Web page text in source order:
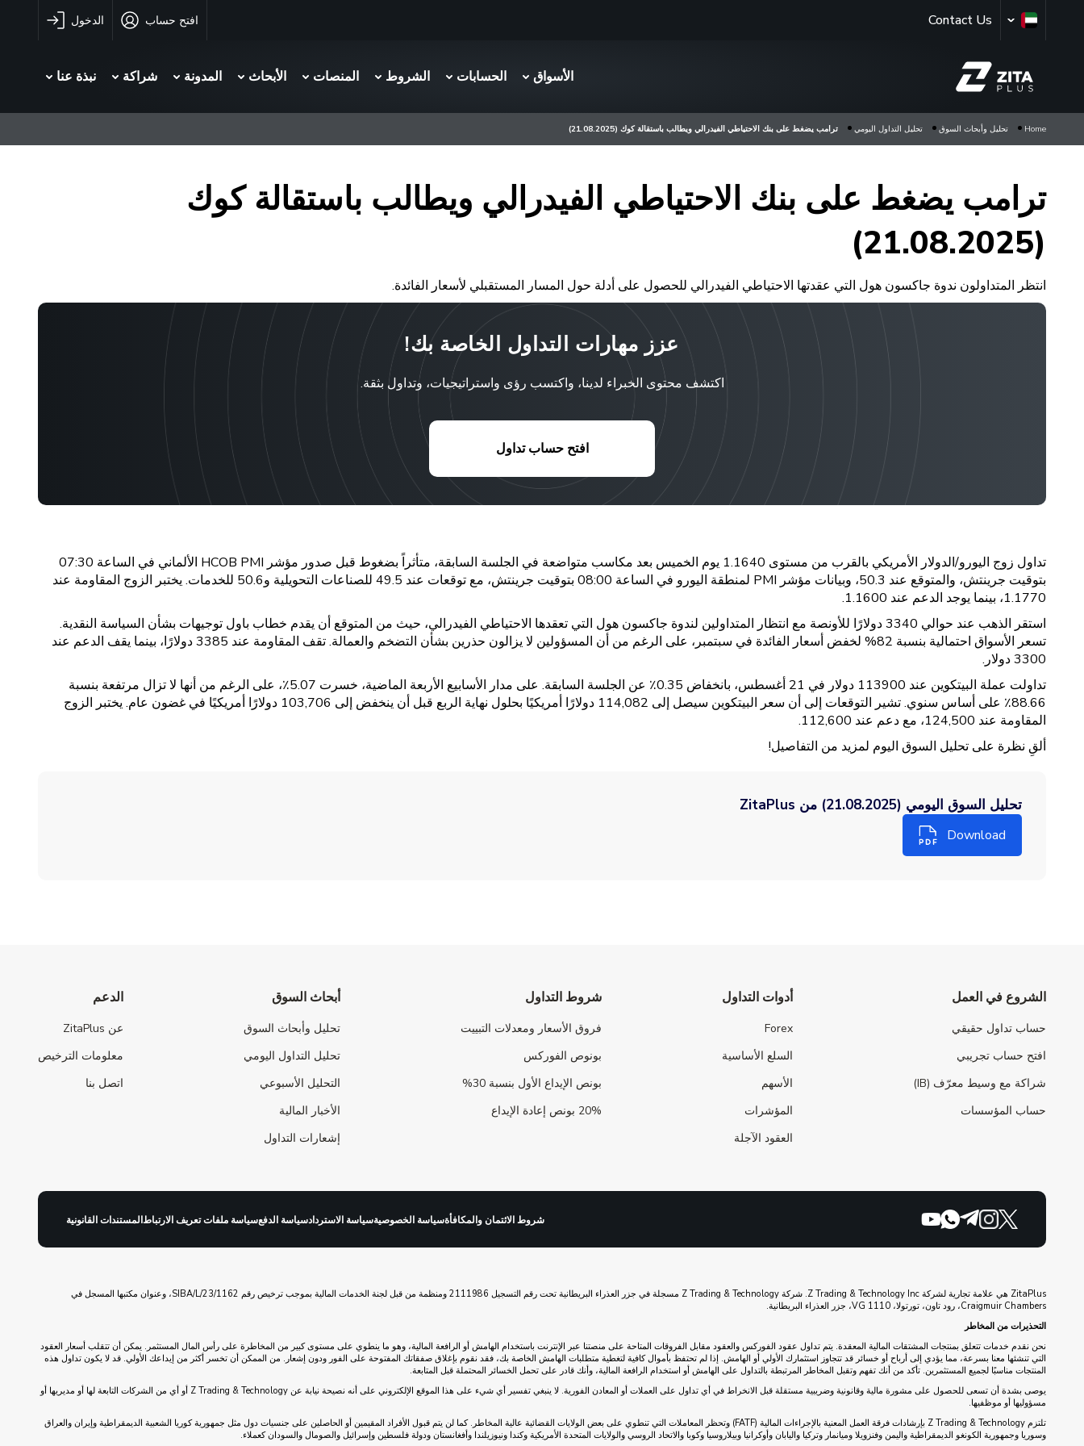
Contact Us افتح حساب الدخول
الأسواق الحسابات الشروط المنصات الأبحاث المدونة شراكة نبذة عنا
Home تحليل وأبحاث السوق تحليل التداول اليومي ترامب يضغط على بنك الاحتياطي الفيدرالي ويطالب باستقالة كوك (21.08.2025)
ترامب يضغط على بنك الاحتياطي الفيدرالي ويطالب باستقالة كوك
(21.08.2025)
انتظر المتداولون ندوة جاكسون هول التي عقدتها الاحتياطي الفيدرالي للحصول على أدلة حول المسار المستقبلي لأسعار الفائدة.
عزز مهارات التداول الخاصة بك!
اكتشف محتوى الخبراء لدينا، واكتسب رؤى واستراتيجيات، وتداول بثقة.
افتح حساب تداول
تداول زوج اليورو/الدولار الأمريكي بالقرب من مستوى 1.1640 يوم الخميس بعد مكاسب متواضعة في الجلسة السابقة، متأثراً بضغوط قبل صدور مؤشر HCOB PMI الألماني في الساعة 07:30
بتوقيت جرينتش، والمتوقع عند 50.3، وبيانات مؤشر PMI لمنطقة اليورو في الساعة 08:00 بتوقيت جرينتش، مع توقعات عند 49.5 للصناعات التحويلية و50.6 للخدمات. يختبر الزوج المقاومة عند
1.1770، بينما يوجد الدعم عند 1.1600.
استقر الذهب عند حوالي 3340 دولارًا للأونصة مع انتظار المتداولين لندوة جاكسون هول التي تعقدها الاحتياطي الفيدرالي، حيث من المتوقع أن يقدم خطاب باول توجيهات بشأن السياسة النقدية.
تسعر الأسواق احتمالية بنسبة 82% لخفض أسعار الفائدة في سبتمبر، على الرغم من أن المسؤولين لا يزالون حذرين بشأن التضخم والعمالة. تقف المقاومة عند 3385 دولارًا، بينما يقف الدعم عند
3300 دولار.
تداولت عملة البيتكوين عند 113900 دولار في 21 أغسطس، بانخفاض 0.35٪ عن الجلسة السابقة. على مدار الأسابيع الأربعة الماضية، خسرت 5.07٪، على الرغم من أنها لا تزال مرتفعة بنسبة
88.66٪ على أساس سنوي. تشير التوقعات إلى أن سعر البيتكوين سيصل إلى 114,082 دولارًا أمريكيًا بحلول نهاية الربع قبل أن ينخفض إلى 103,706 دولارًا أمريكيًا في غضون عام. يختبر الزوج
المقاومة عند 124,500، مع دعم عند 112,600.
ألقِ نظرة على تحليل السوق اليوم لمزيد من التفاصيل!
تحليل السوق اليومي (21.08.2025) من ZitaPlus
Download
الشروع في العمل
حساب تداول حقيقي
افتح حساب تجريبي
شراكة مع وسيط معرّف (IB)
حساب المؤسسات
أدوات التداول
Forex
السلع الأساسية
الأسهم
المؤشرات
العقود الآجلة
شروط التداول
فروق الأسعار ومعدلات التبييت
بونوص الفوركس
بونص الإيداع الأول بنسبة 30%
20% بونص إعادة الإيداع
أبحاث السوق
تحليل وأبحاث السوق
تحليل التداول اليومي
التحليل الأسبوعي
الأخبار المالية
إشعارات التداول
الدعم
عن ZitaPlus
معلومات الترخيص
اتصل بنا
شروط الائتمان والمكافأةسياسة الخصوصيةسياسة الاستردادسياسة الدفعسياسة ملفات تعريف الارتباطالمستندات القانونية
ZitaPlus هي علامة تجارية لشركة Z Trading & Technology Inc. شركة Z Trading & Technology مسجلة في جزر العذراء البريطانية تحت رقم التسجيل 2111986 ومنظمة من قبل لجنة الخدمات المالية بموجب ترخيص رقم SIBA/L/23/1162، وعنوان مكتبها المسجل في
Craigmuir Chambers، رود تاون، تورتولا، VG 1110، جزر العذراء البريطانية.
التحذيرات من المخاطر
نحن نقدم خدمات تتعلق بمنتجات المشتقات المالية المعقدة. يتم تداول عقود الفوركس والعقود مقابل الفروقات المتاحة على منصتنا عبر الإنترنت باستخدام الهامش أو الرافعة المالية، وهو ما ينطوي على مستوى كبير من المخاطرة على رأس المال المستثمر. يمكن أن تتقلب أسعار العقود
التي تنشئها معنا بسرعة، مما يؤدي إلى أرباح أو خسائر قد تتجاوز استثمارك الأولي أو الهامش. إذا لم تحتفظ بأموال كافية لتغطية متطلبات الهامش الخاصة بك، فقد نقوم بإغلاق صفقاتك المفتوحة على الفور ودون إشعار. من الممكن أن تخسر أكثر من إيداعك الأولي. قد لا يكون تداول هذه
المنتجات مناسبًا لجميع المستثمرين. تأكد من أنك تفهم وتقبل المخاطر المرتبطة بالتداول على الهامش أو استخدام الرافعة المالية، وأنك قادر على تحمل الخسائر المحتملة قبل المتابعة.
يوصى بشدة أن تسعى للحصول على مشورة مالية وقانونية وضريبية مستقلة قبل الانخراط في أي تداول على العملات أو المعادن الفورية. لا ينبغي تفسير أي شيء على هذا الموقع الإلكتروني على أنه نصيحة نيابة عن Z Trading & Technology أو أي من الشركات التابعة لها أو مديريها أو
مسؤوليها أو موظفيها.
تلتزم Z Trading & Technology بإرشادات فرقة العمل المعنية بالإجراءات المالية (FATF) وتحظر المعاملات التي تنطوي على بعض الولايات القضائية عالية المخاطر. كما لن يتم قبول الأفراد المقيمين أو الحاصلين على جنسيات دول مثل جمهورية كوريا الشعبية الديمقراطية وإيران والعراق
وسوريا وجمهورية الكونغو الديمقراطية واليمن وفنزويلا وميانمار وتركيا واليابان وأوكرانيا وبيلاروسيا وكوبا والاتحاد الروسي والولايات المتحدة الأمريكية وكندا ونيوزيلندا وأفغانستان ودولة فلسطين وإسرائيل والصومال والسودان كعملاء.